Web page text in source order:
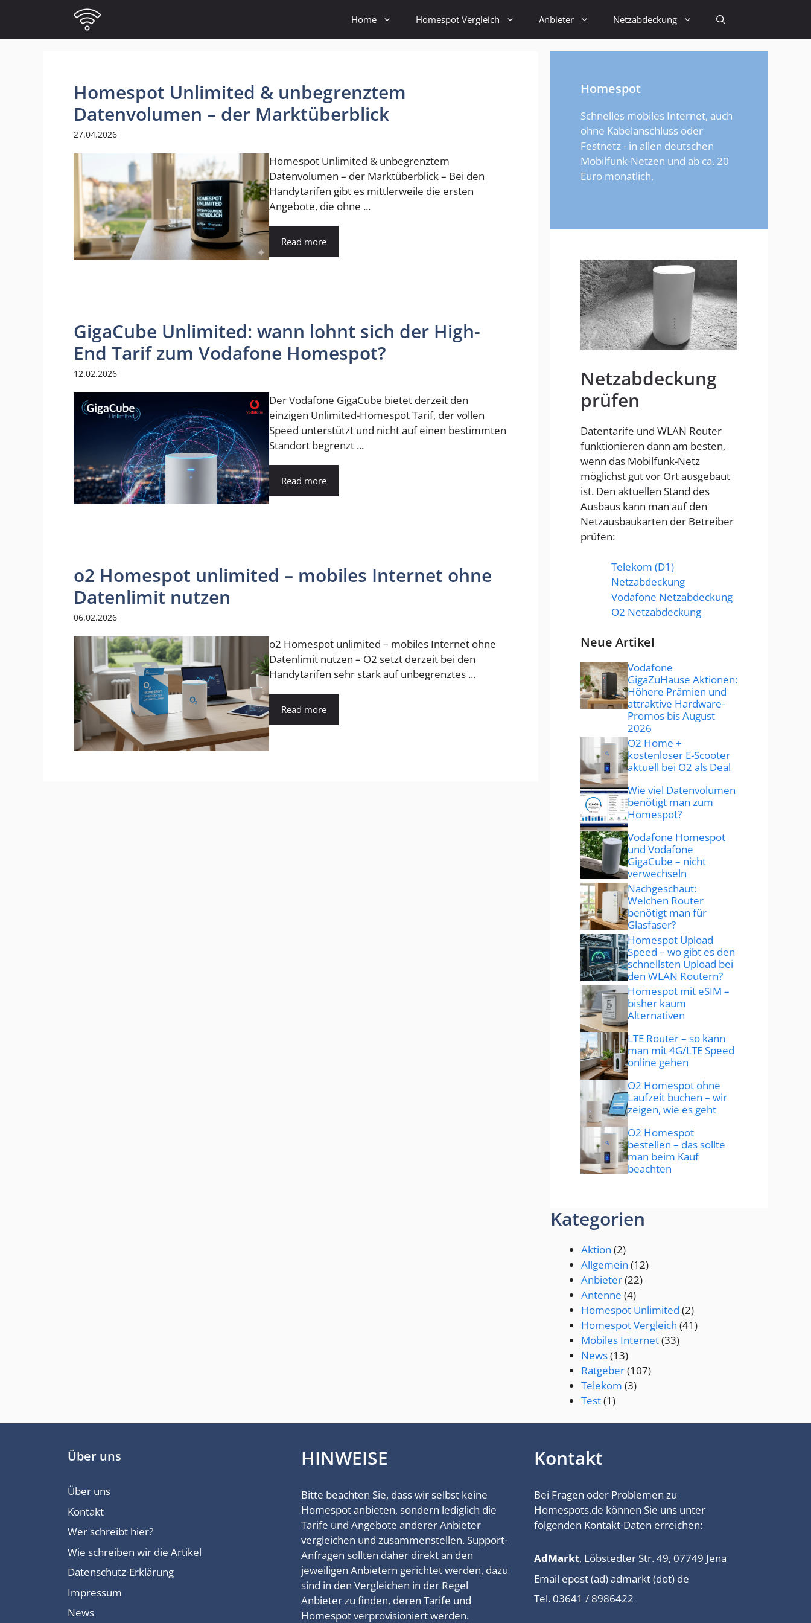
springen
Home Homespot Vergleich Anbieter Netzabdeckung
Homespot Unlimited & unbegrenztem
Datenvolumen – der Marktüberblick
27.04.2026
Homespot Unlimited & unbegrenztem
Datenvolumen – der Marktüberblick – Bei den
Handytarifen gibt es mittlerweile die ersten
Angebote, die ohne ...
Read more
GigaCube Unlimited: wann lohnt sich der High-
End Tarif zum Vodafone Homespot?
12.02.2026
Der Vodafone GigaCube bietet derzeit den
einzigen Unlimited-Homespot Tarif, der vollen
Speed unterstützt und nicht auf einen bestimmten
Standort begrenzt ...
Read more
o2 Homespot unlimited – mobiles Internet ohne
Datenlimit nutzen
06.02.2026
o2 Homespot unlimited – mobiles Internet ohne
Datenlimit nutzen – O2 setzt derzeit bei den
Handytarifen sehr stark auf unbegrenztes ...
Read more
Homespot
Schnelles mobiles Internet, auch
ohne Kabelanschluss oder
Festnetz - in allen deutschen
Mobilfunk-Netzen und ab ca. 20
Euro monatlich.
Netzabdeckung
prüfen
Datentarife und WLAN Router
funktionieren dann am besten,
wenn das Mobilfunk-Netz
möglichst gut vor Ort ausgebaut
ist. Den aktuellen Stand des
Ausbaus kann man auf den
Netzausbaukarten der Betreiber
prüfen:
Telekom (D1)
Netzabdeckung
Vodafone Netzabdeckung
O2 Netzabdeckung
Neue Artikel
Vodafone
GigaZuHause Aktionen:
Höhere Prämien und
attraktive Hardware-
Promos bis August
2026
O2 Home +
kostenloser E-Scooter
aktuell bei O2 als Deal
Wie viel Datenvolumen
benötigt man zum
Homespot?
Vodafone Homespot
und Vodafone
GigaCube – nicht
verwechseln
Nachgeschaut:
Welchen Router
benötigt man für
Glasfaser?
Homespot Upload
Speed – wo gibt es den
schnellsten Upload bei
den WLAN Routern?
Homespot mit eSIM –
bisher kaum
Alternativen
LTE Router – so kann
man mit 4G/LTE Speed
online gehen
O2 Homespot ohne
Laufzeit buchen – wir
zeigen, wie es geht
O2 Homespot
bestellen – das sollte
man beim Kauf
beachten
Kategorien
Aktion (2)
Allgemein (12)
Anbieter(22)
Antenne (4)
Homespot Unlimited (2)
Homespot Vergleich (41)
Mobiles Internet(33)
News(13)
Ratgeber(107)
Telekom (3)
Test(1)
Über uns
Über uns
Kontakt
Wer schreibt hier?
Wie schreiben wir die Artikel
Datenschutz-Erklärung
Impressum
News
HINWEISE
Bitte beachten Sie, dass wir selbst keine
Homespot anbieten, sondern lediglich die
Tarife und Angebote anderer Anbieter
vergleichen und zusammenstellen. Support-
Anfragen sollten daher direkt an den
jeweiligen Anbietern gerichtet werden, dazu
sind in den Vergleichen in der Regel
Anbieter zu finden, deren Tarife und
Homespot verprovisioniert werden.
Kontakt
Bei Fragen oder Problemen zu
Homespots.de können Sie uns unter
folgenden Kontakt-Daten erreichen:
AdMarkt, Löbstedter Str. 49, 07749 Jena
Email epost (ad) admarkt (dot) de
Tel. 03641 / 8986422